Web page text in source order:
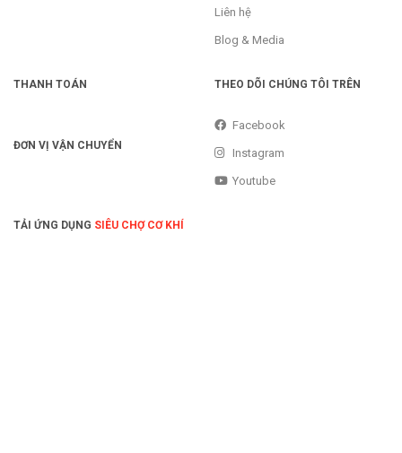
Liên hệ
Blog & Media
THANH TOÁN
ĐƠN VỊ VẬN CHUYỂN
THEO DÕI CHÚNG TÔI TRÊN
Facebook
Instagram
Youtube
TẢI ỨNG DỤNG SIÊU CHỢ CƠ KHÍ